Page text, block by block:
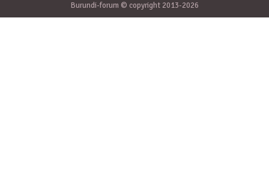
Burundi-forum © copyright 2013-2026